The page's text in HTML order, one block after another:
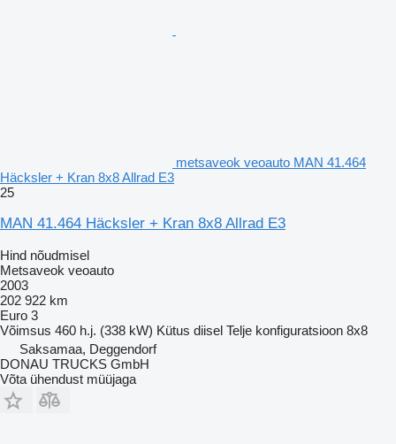
metsaveok veoauto MAN 41.464
Häcksler + Kran 8x8 Allrad E3
25
MAN 41.464 Häcksler + Kran 8x8 Allrad E3
Hind nõudmisel
Metsaveok veoauto
2003
202 922 km
Euro 3
Võimsus 460 h.j. (338 kW) Kütus diisel Telje konfiguratsioon 8x8
Saksamaa, Deggendorf
DONAU TRUCKS GmbH
Võta ühendust müüjaga